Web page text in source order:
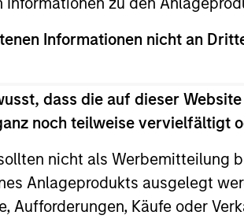
Informationen nicht an
dass die auf dieser
noch teilweise vervielfältigt
nicht als Werbemitteilung
Anlageprodukts ausgelegt
Aufforderungen, Käufe oder
and North African listed equities